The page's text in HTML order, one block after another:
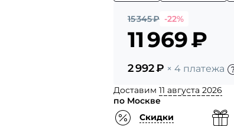
15 345₽ -22%
11 969₽
2 992₽ × 4 платежа
Доставим 11 августа 2026
по Москве
Скидки